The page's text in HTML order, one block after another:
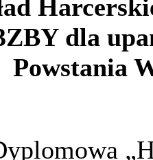
dla
Powstania